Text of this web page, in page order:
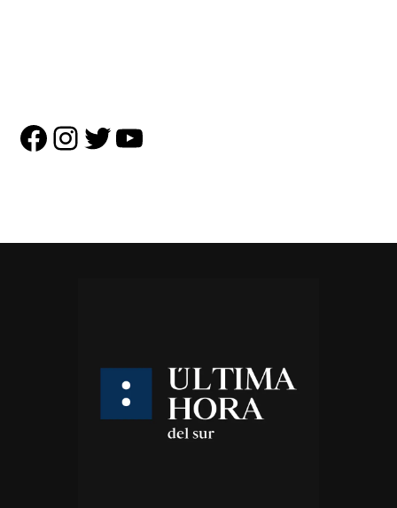
Facebook
Instagram
Twitter
YouTube